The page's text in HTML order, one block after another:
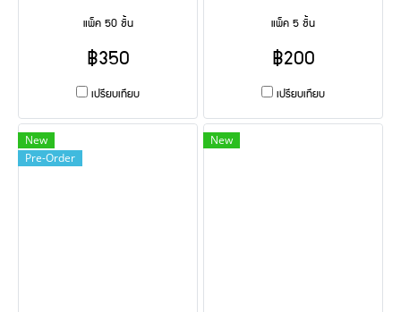
แพ็ค 50 ชิ้น
฿350
เปรียบเทียบ
แพ็ค 5 ชิ้น
฿200
เปรียบเทียบ
New
Pre-Order
New